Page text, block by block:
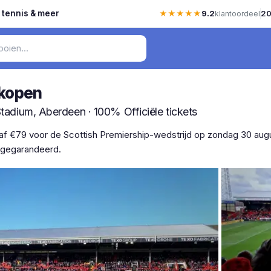
& meer ★★★★★9.2klantoordeel
Aberdeen · 100% Officiële tickets
€79 voor de Scottish Premiership-wedstrijd op zondag 30